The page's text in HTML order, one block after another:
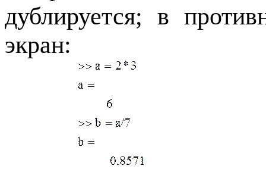
дублируется; в
экран: